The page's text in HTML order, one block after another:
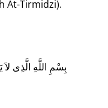
At-Tirmidzi).
بِسْمِ اللَّهِ الَّذِى